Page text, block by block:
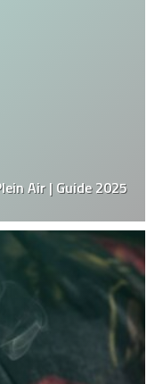
Air | Guide 2025